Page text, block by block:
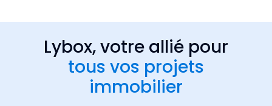
Lybox, votre allié pour
tous vos projets
immobilier